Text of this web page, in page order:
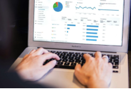
【實測分享】零經驗也能快速
生成SEO文章完整教學
Lastest Blog 最新消息 Start Buz 藝起創業
行銷